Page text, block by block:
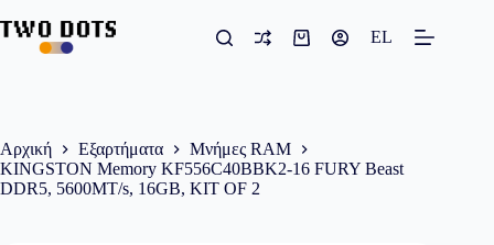
στο
περιεχόμενο
Καλάθι
EL
Αρχική Εξαρτήματα
Μνήμες RAM
KINGSTON Memory KF556C40BBK2-16 FURY Beast
DDR5, 5600MT/s, 16GB, KIT OF 2